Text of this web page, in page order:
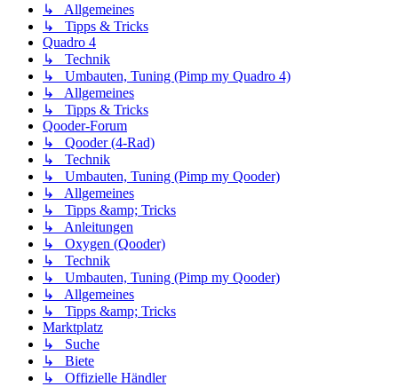
↳ Allgemeines
↳ Tipps & Tricks
Quadro 4
↳ Technik
↳ Umbauten, Tuning (Pimp my Quadro 4)
↳ Allgemeines
↳ Tipps & Tricks
Qooder-Forum
↳ Qooder (4-Rad)
↳ Technik
↳ Umbauten, Tuning (Pimp my Qooder)
↳ Allgemeines
↳ Tipps &amp; Tricks
↳ Anleitungen
↳ Oxygen (Qooder)
↳ Technik
↳ Umbauten, Tuning (Pimp my Qooder)
↳ Allgemeines
↳ Tipps &amp; Tricks
Marktplatz
↳ Suche
↳ Biete
↳ Offizielle Händler